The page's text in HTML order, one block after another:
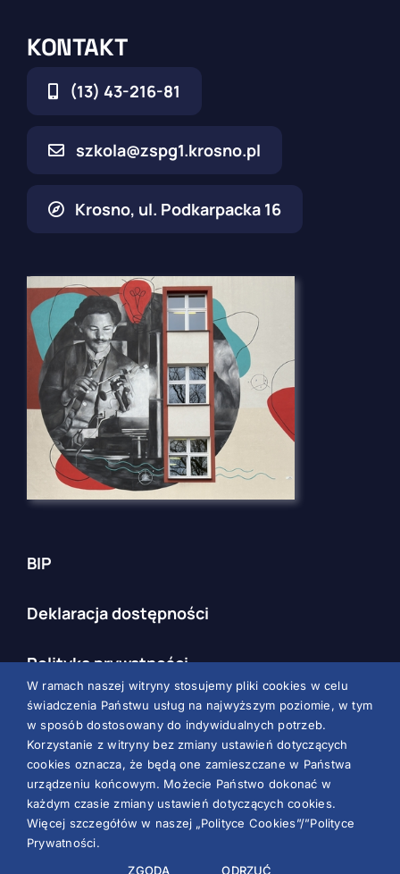
KONTAKT
(13) 43-216-81
szkola@zspg1.krosno.pl
Krosno, ul. Podkarpacka 16
BIP
Deklaracja dostępności
Polityka prywatności
RODO
© All rights reserved. • Zespół Szkół Ponadpodstawowych
Nr 1 im. Jana Szczepanika w Krośnie
W ramach naszej witryny stosujemy pliki cookies w celu
świadczenia Państwu usług na najwyższym poziomie, w tym
w sposób dostosowany do indywidualnych potrzeb.
Korzystanie z witryny bez zmiany ustawień dotyczących
cookies oznacza, że będą one zamieszczane w Państwa
urządzeniu końcowym. Możecie Państwo dokonać w
każdym czasie zmiany ustawień dotyczących cookies.
Więcej szczegółów w naszej „Polityce Cookies”/”Polityce
Prywatności.
ZGODA
ODRZUĆ